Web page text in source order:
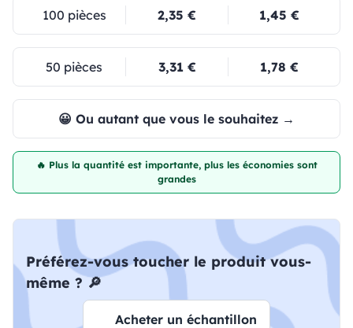
100 pièces 2,35 € 1,45 €
50 pièces 3,31 € 1,78 €
😀 Ou autant que vous le souhaitez →
🔥 Plus la quantité est importante, plus les économies sont
grandes
Préférez-vous toucher le produit vous-
même ? 🔎
Acheter un échantillon